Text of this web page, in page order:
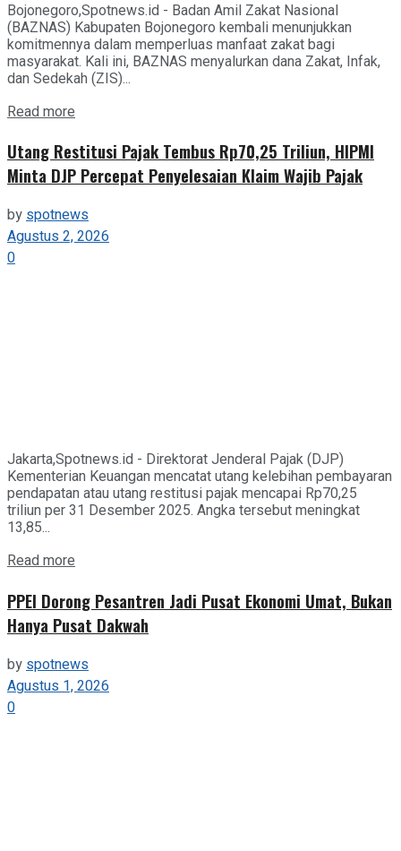
Bojonegoro,Spotnews.id - Badan Amil Zakat Nasional
(BAZNAS) Kabupaten Bojonegoro kembali menunjukkan
komitmennya dalam memperluas manfaat zakat bagi
masyarakat. Kali ini, BAZNAS menyalurkan dana Zakat, Infak,
dan Sedekah (ZIS)...
Read more
Utang Restitusi Pajak Tembus Rp70,25 Triliun, HIPMI
Minta DJP Percepat Penyelesaian Klaim Wajib Pajak
byspotnews
Agustus 2, 2026
0
Jakarta,Spotnews.id - Direktorat Jenderal Pajak (DJP)
Kementerian Keuangan mencatat utang kelebihan pembayaran
pendapatan atau utang restitusi pajak mencapai Rp70,25
triliun per 31 Desember 2025. Angka tersebut meningkat
13,85...
Read more
PPEI Dorong Pesantren Jadi Pusat Ekonomi Umat, Bukan
Hanya Pusat Dakwah
by spotnews
Agustus 1, 2026
0